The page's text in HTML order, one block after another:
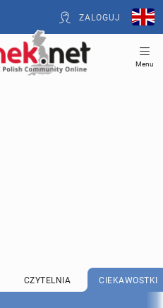
ZALOGUJ
Menu
CZYTELNIA CIEKAWOSTKI